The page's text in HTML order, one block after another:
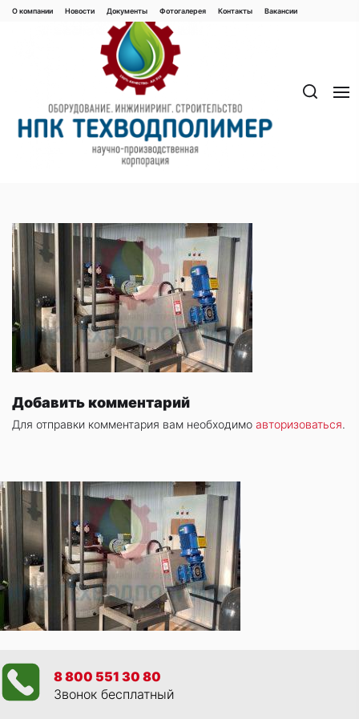
Перейти
Добавить комментарий
Для отправки комментария вам необходимо авторизоваться.
О компании Новости Документы Фотогалерея Контaкты Вакaнсии
8 800 551 30 80
Звонок бесплатный